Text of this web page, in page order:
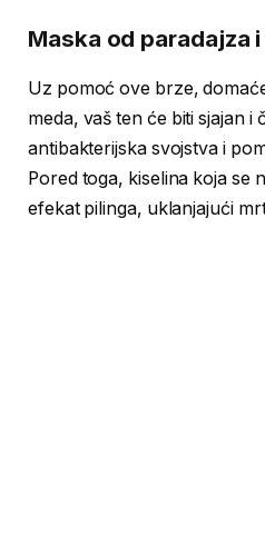
Maska od paradajza
Uz pomoć ove brze,
meda, vaš ten će biti sjajan i
antibakterijska svojstva i
Pored toga, kiselina koja se
efekat pilinga, uklanjajući